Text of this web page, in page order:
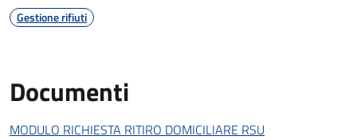
Gestione rifiuti
Documenti
MODULO RICHIESTA RITIRO DOMICILIARE RSU